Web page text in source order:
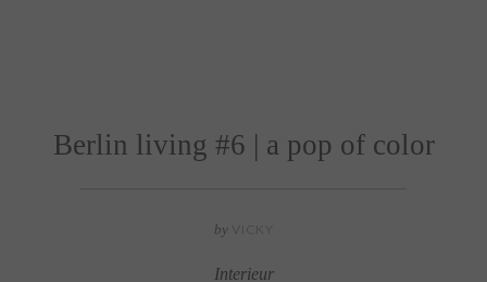
Berlin living #6 | a pop of color
by
Interieur